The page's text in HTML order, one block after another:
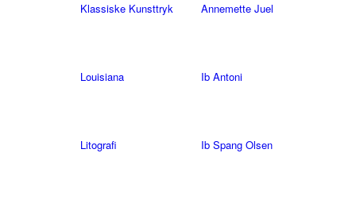
Klassiske Kunsttryk
Louisiana
Litografi
Annemette Juel
Ib Antoni
Ib Spang Olsen